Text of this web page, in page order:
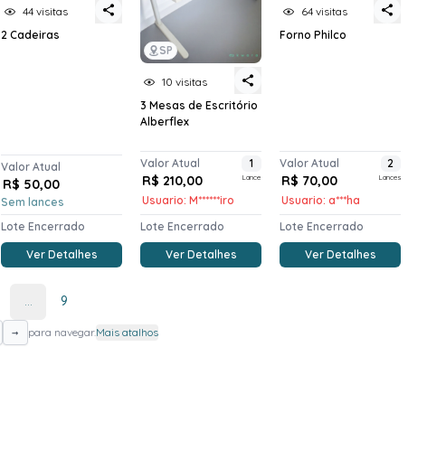
44 visitas
2 Cadeiras
Valor Atual
R$ 50,00
Sem lances
Lote Encerrado
Ver Detalhes
SP
10 visitas
3 Mesas de Escritório
Alberflex
Valor Atual
R$ 210,00
Usuario: M******iro
1
Lance
Lote Encerrado
Ver Detalhes
64 visitas
Forno Philco
Valor Atual
R$ 70,00
Usuario: a***ha
2
Lances
Lote Encerrado
Ver Detalhes
... 9
→ para navegar.Mais atalhos